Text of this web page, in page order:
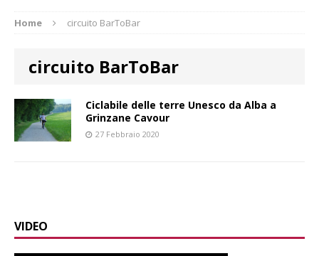
Home circuito BarToBar
circuito BarToBar
Ciclabile delle terre Unesco da Alba a
Grinzane Cavour
27 Febbraio 2020
VIDEO